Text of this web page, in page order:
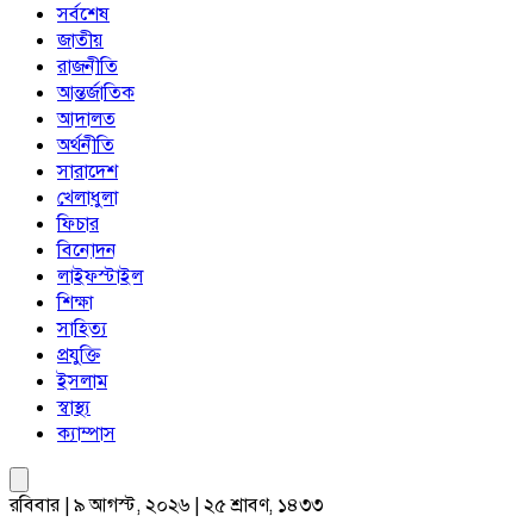
সর্বশেষ
জাতীয়
রাজনীতি
আন্তর্জাতিক
আদালত
অর্থনীতি
সারাদেশ
খেলাধুলা
ফিচার
বিনোদন
লাইফস্টাইল
শিক্ষা
সাহিত্য
প্রযুক্তি
ইসলাম
স্বাস্থ্য
ক্যাম্পাস
রবিবার | ৯ আগস্ট, ২০২৬ | ২৫ শ্রাবণ, ১৪৩৩